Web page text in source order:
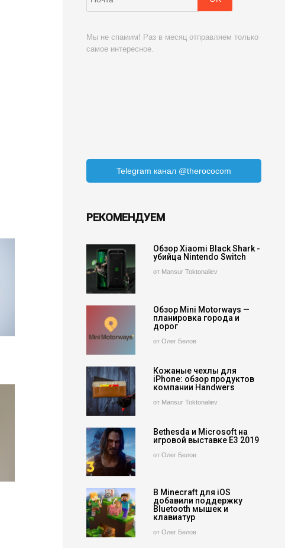
Мы не спамим! Раз в месяц отправляем только
самое интересное.
Telegram канал @therococom
РЕКОМЕНДУЕМ
Обзор Xiaomi Black Shark -
убийца Nintendo Switch
от Mansur Toktonaliev
Обзор Mini Motorways —
планировка города и
дорог
от Олег Белов
Кожаные чехлы для
iPhone: обзор продуктов
компании Handwers
от Mansur Toktonaliev
Bethesda и Microsoft на
игровой выставке E3 2019
от Олег Белов
В Minecraft для iOS
добавили поддержку
Bluetooth мышек и
клавиатур
от Олег Белов